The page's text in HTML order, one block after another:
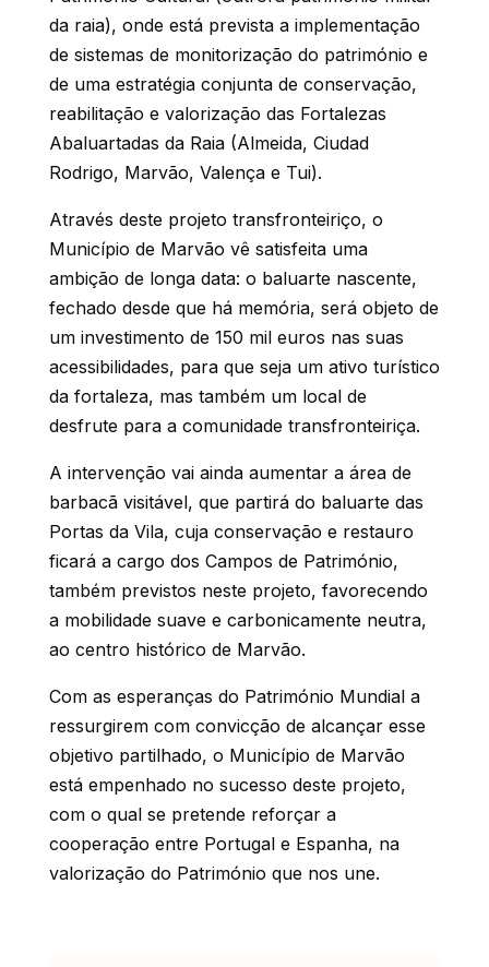
da raia), onde está prevista a implementação
de sistemas de monitorização do património e
de uma estratégia conjunta de conservação,
reabilitação e valorização das Fortalezas
Abaluartadas da Raia (Almeida, Ciudad
Rodrigo, Marvão, Valença e Tui).
Através deste projeto transfronteiriço, o
Município de Marvão vê satisfeita uma
ambição de longa data: o baluarte nascente,
fechado desde que há memória, será objeto de
um investimento de 150 mil euros nas suas
acessibilidades, para que seja um ativo turístico
da fortaleza, mas também um local de
desfrute para a comunidade transfronteiriça.
A intervenção vai ainda aumentar a área de
barbacã visitável, que partirá do baluarte das
Portas da Vila, cuja conservação e restauro
ficará a cargo dos Campos de Património,
também previstos neste projeto, favorecendo
a mobilidade suave e carbonicamente neutra,
ao centro histórico de Marvão.
Com as esperanças do Património Mundial a
ressurgirem com convicção de alcançar esse
objetivo partilhado, o Município de Marvão
está empenhado no sucesso deste projeto,
com o qual se pretende reforçar a
cooperação entre Portugal e Espanha, na
valorização do Património que nos une.